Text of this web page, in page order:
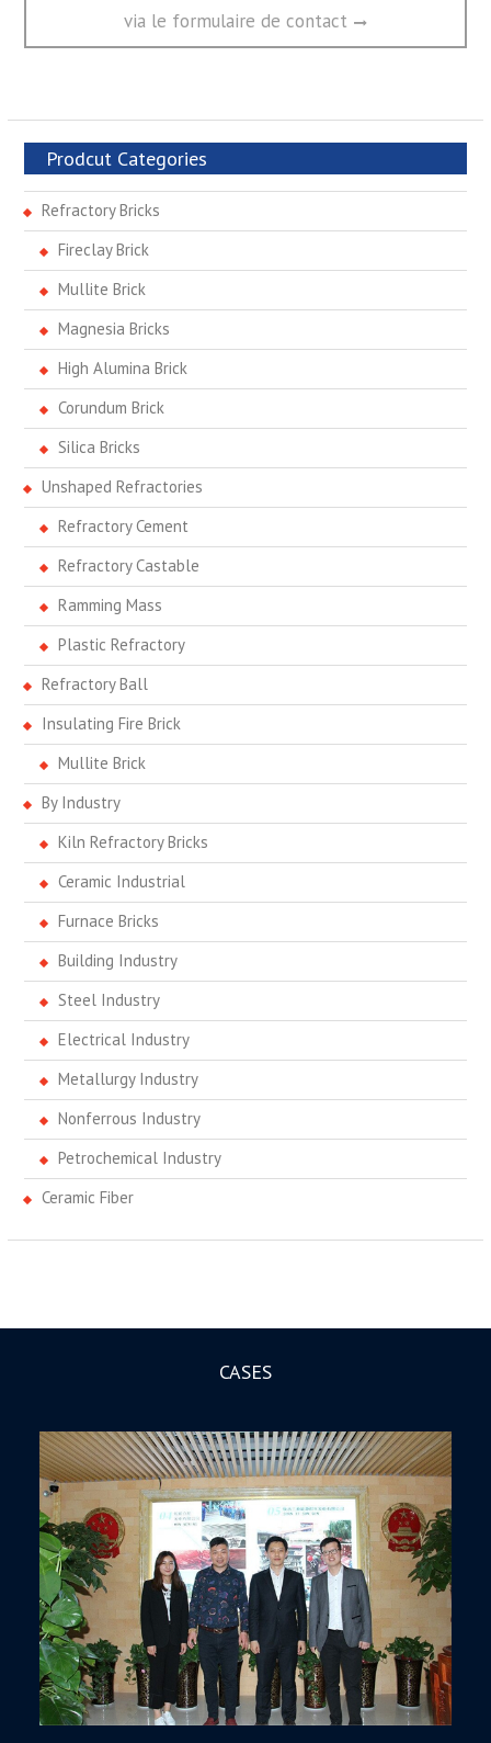
Next
post:
via le formulaire de contact
Prodcut Categories
Refractory Bricks
Fireclay Brick
Mullite Brick
Magnesia Bricks
High Alumina Brick
Corundum Brick
Silica Bricks
Unshaped Refractories
Refractory Cement
Refractory Castable
Ramming Mass
Plastic Refractory
Refractory Ball
Insulating Fire Brick
Mullite Brick
By Industry
Kiln Refractory Bricks
Ceramic Industrial
Furnace Bricks
Building Industry
Steel Industry
Electrical Industry
Metallurgy Industry
Nonferrous Industry
Petrochemical Industry
Ceramic Fiber
CASES